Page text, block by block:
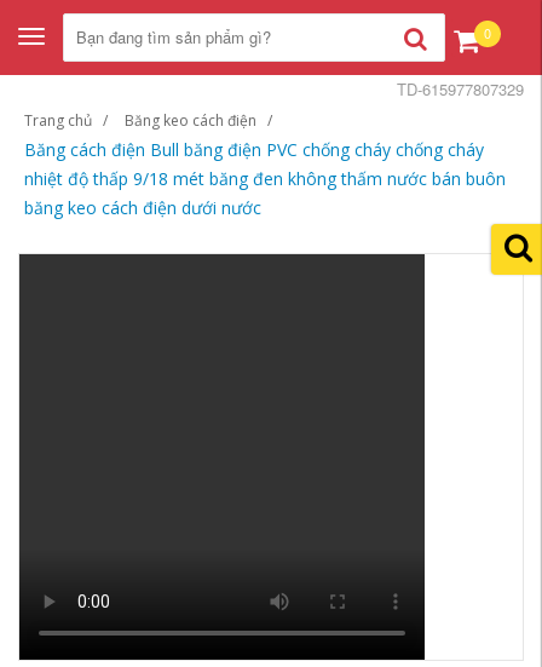
Toggle
navigation
0
Trang chủ Băng keo cách điện
Băng cách điện Bull băng điện PVC chống cháy chống cháy
nhiệt độ thấp 9/18 mét băng đen không thấm nước bán buôn
băng keo cách điện dưới nước
TD-615977807329